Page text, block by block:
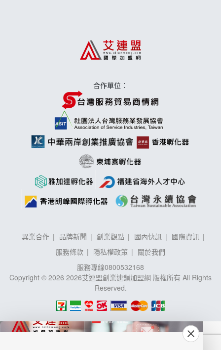
手作功夫茶加盟說明會合作單位：
異業合作 品牌新聞 創業觀點 國內快訊
國際資訊
服務條款
隱私權政策
關於我們
服務專線0800532168
Copyright © 2026 2026艾連盟創業連鎖加盟網 版權所有 All Rights
Reserved.